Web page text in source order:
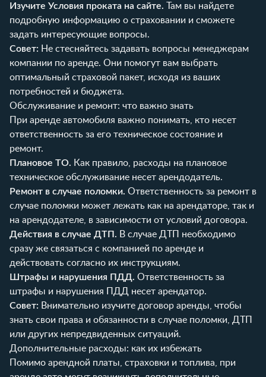
Изучите Условия проката на сайте. Там вы найдете
подробную информацию о страховании и сможете
задать интересующие вопросы.
Совет: Не стесняйтесь задавать вопросы менеджерам
компании по аренде. Они помогут вам выбрать
оптимальный страховой пакет, исходя из ваших
потребностей и бюджета.
Обслуживание и ремонт: что важно знать
При аренде автомобиля важно понимать, кто несет
ответственность за его техническое состояние и
ремонт.
Плановое ТО. Как правило, расходы на плановое
техническое обслуживание несет арендодатель.
Ремонт в случае поломки. Ответственность за ремонт в
случае поломки может лежать как на арендаторе, так и
на арендодателе, в зависимости от условий договора.
Действия в случае ДТП. В случае ДТП необходимо
сразу же связаться с компанией по аренде и
действовать согласно их инструкциям.
Штрафы и нарушения ПДД. Ответственность за
штрафы и нарушения ПДД несет арендатор.
Совет: Внимательно изучите договор аренды, чтобы
знать свои права и обязанности в случае поломки, ДТП
или других непредвиденных ситуаций.
Дополнительные расходы: как их избежать
Помимо арендной платы, страховки и топлива, при